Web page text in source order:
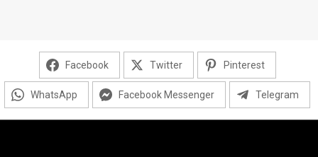
Facebook Twitter Pinterest
WhatsApp Facebook Messenger Telegram